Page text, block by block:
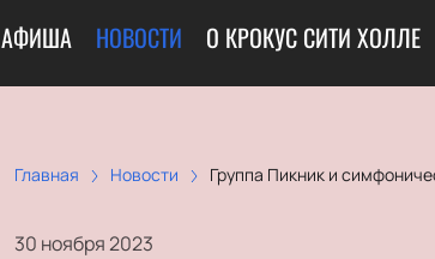
АФИША НОВОСТИ О КРОКУС СИТИ ХОЛЛЕ
Главная Новости Группа Пикник и
30 ноября 2023